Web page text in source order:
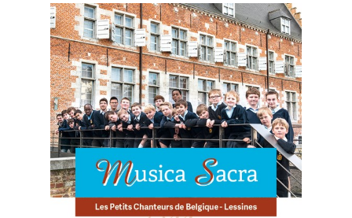
Discographie
Contact
Sponsoring
Événements